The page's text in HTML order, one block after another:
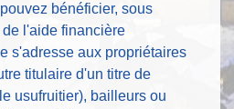
bénéficier, sous
l'aide financière
s'adresse aux propriétaires
titulaire d'un titre de
usufruitier), bailleurs ou